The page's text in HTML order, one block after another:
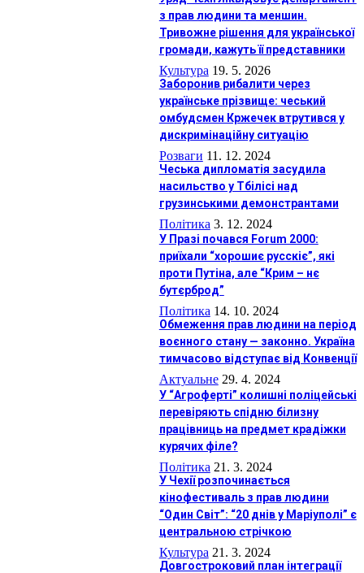
з прав людини та меншин.
Тривожне рішення для української
громади, кажуть її представники
Культура 19. 5. 2026
Заборонив рибалити через
українське прізвище: чеський
омбудсмен Кржечек втрутився у
дискримінаційну ситуацію
Розваги 11. 12. 2024
Чеська дипломатія засудила
насильство у Тбілісі над
грузинськими демонстрантами
Політика 3. 12. 2024
У Празі почався Forum 2000:
приїхали “хорошиє русскіє”, які
проти Путіна, але “Крим – нє
бутєрброд”
Політика 14. 10. 2024
Обмеження прав людини на період
воєнного стану — законно. Україна
тимчасово відступає від Конвенції
Актуальне 29. 4. 2024
У “Агроферті” колишні поліцейські
перевіряють спідню білизну
працівниць на предмет крадіжки
курячих філе?
Політика 21. 3. 2024
У Чехії розпочинається
кінофестиваль з прав людини
“Один Світ”: “20 днів у Маріуполі” є
центральною стрічкою
Культура 21. 3. 2024
Довгостроковий план інтеграції